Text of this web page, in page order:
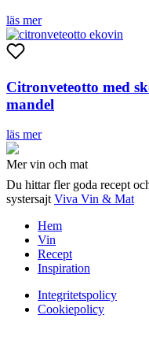
läs mer
Citronveteotto med
mandel
läs mer
Mer vin och mat
Du hittar fler goda recept
systersajt Viva Vin & Mat
Hem
Vin
Recept
Inspiration
Integritetspolicy
Cookiepolicy